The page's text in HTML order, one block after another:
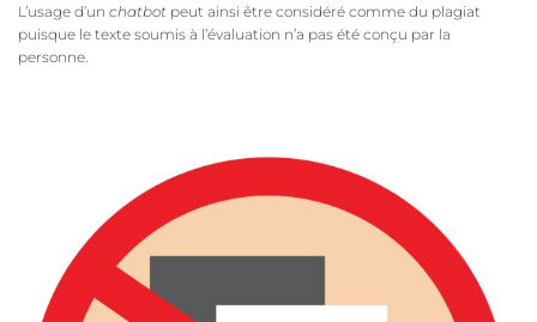
L’usage d’un chatbot peut ainsi être considéré comme du plagiat
puisque le texte soumis à l’évaluation n’a pas été conçu par la
personne.